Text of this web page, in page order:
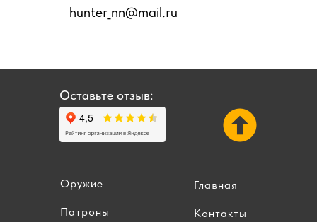
hunter_nn@mail.ru
Оставьте отзыв:
Оружие
Патроны
Главная
Контакты